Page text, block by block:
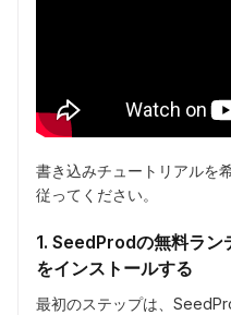
書き込みチュートリアルを
従ってください。
1. SeedProdの無料ラン
をインストールする
最初のステップは、